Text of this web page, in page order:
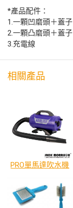
*產品配件：
1.一顆凹磨頭＋蓋子
2.一顆凸磨頭＋蓋子
3.充電線
相關產品
PRO單馬達吹水機